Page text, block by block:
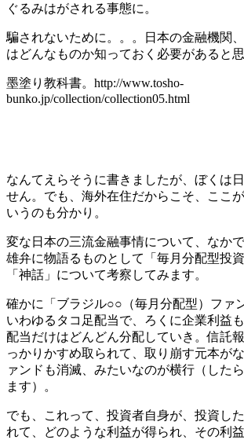
ぐるみはがされる事態に。
騙されないために。。。日本の金融機関
はどんなものか知っておく必要があると思
墨塗り教科書。http://www.tosho-
bunko.jp/collection/collection05.html
なんてえらそうに書きましたが、ぼくは
せん。でも、海外在住だからこそ、ここ
いうのも分かり。
変な日本の三流金融事情について、なか
雄弁に物語るものとして「毎月分配型投
「神話」について考察してみます。
確かに「ブラジル○○（毎月分配型）ファ
いわゆるタコ足配当で、ろくに企業利益
配当だけはどんどん分配していき。信託
っかりかすめ取られて、取り崩す元本が
ァンドも消滅、みたいなのが横行（した
ます）。
でも、これって、投資者自身が、投資し
れて、どのような利益が得られ、その利